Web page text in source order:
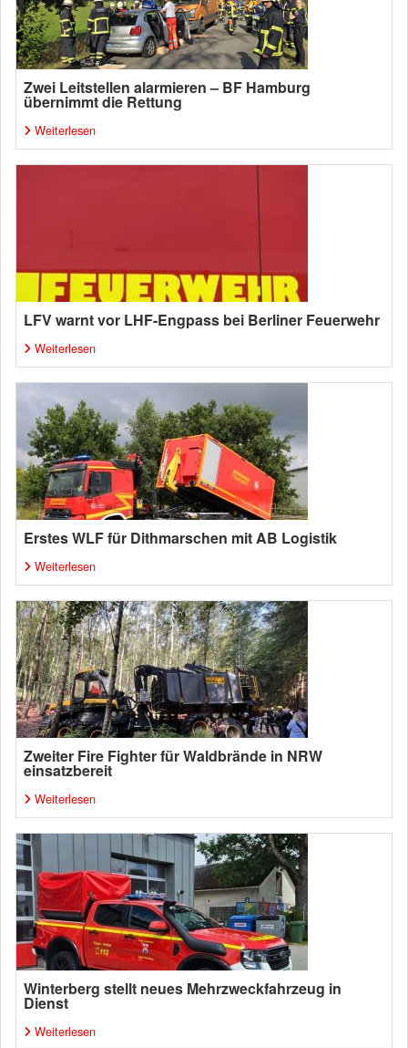
Zwei Leitstellen alarmieren – BF Hamburg
übernimmt die Rettung
Weiterlesen
LFV warnt vor LHF-Engpass bei Berliner Feuerwehr
Weiterlesen
Erstes WLF für Dithmarschen mit AB Logistik
Weiterlesen
Zweiter Fire Fighter für Waldbrände in NRW
einsatzbereit
Weiterlesen
Winterberg stellt neues Mehrzweckfahrzeug in
Dienst
Weiterlesen